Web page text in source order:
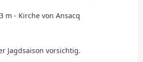
m - Kirche von Ansacq
Jagdsaison vorsichtig.